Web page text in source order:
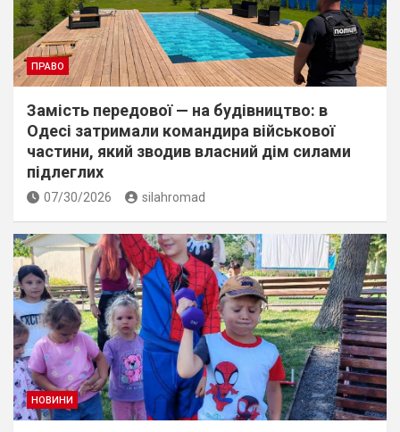
ПРАВО
Замість передової — на будівництво: в
Одесі затримали командира військової
частини, який зводив власний дім силами
підлеглих
07/30/2026 silahromad
НОВИНИ